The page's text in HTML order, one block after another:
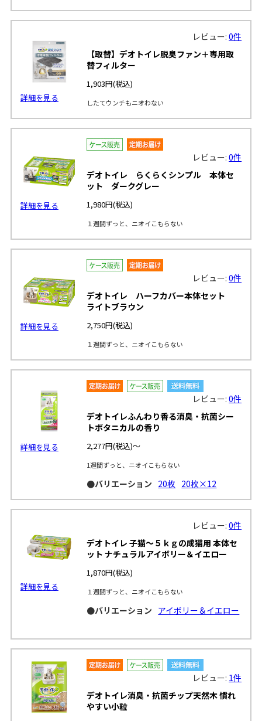
詳細を見る
レビュー:0件
【取替】デオトイレ脱臭ファン＋専用取
替フィルター
1,903円(税込)
したてウンチもニオわない
詳細を見る
レビュー:0件
デオトイレ らくらくシンプル 本体セ
ット ダークグレー
1,980円(税込)
１週間ずっと、ニオイこもらない
詳細を見る
レビュー:0件
デオトイレ ハーフカバー本体セット
ライトブラウン
2,750円(税込)
１週間ずっと、ニオイこもらない
詳細を見る
レビュー:0件
デオトイレふんわり香る消臭・抗菌シー
トボタニカルの香り
2,277円(税込)～
1週間ずっと、ニオイこもらない
●バリエーション 20枚 20枚×12
詳細を見る
レビュー:0件
デオトイレ 子猫～５ｋｇの成猫用 本体セ
ット ナチュラルアイボリー＆イエロー
1,870円(税込)
１週間ずっと、ニオイこもらない
●バリエーション アイボリー＆イエロー
レビュー: 1件
デオトイレ消臭・抗菌チップ天然木 慣れ
やすい小粒